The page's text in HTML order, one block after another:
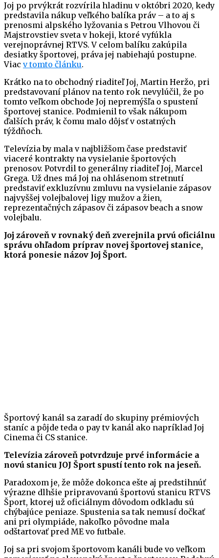
Joj po prvýkrát rozvírila hladinu v októbri 2020, kedy
predstavila nákup veľkého balíka práv – a to aj s
prenosmi alpského lyžovania s Petrou Vlhovou či
Majstrovstiev sveta v hokeji, ktoré vyfúkla
verejnoprávnej RTVS. V celom balíku zakúpila
desiatky športovej, práva jej nabiehajú postupne.
Viac v tomto článku.
Krátko na to obchodný riaditeľ Joj, Martin Heržo, pri
predstavovaní plánov na tento rok nevylúčil, že po
tomto veľkom obchode Joj nepremýšľa o spustení
športovej stanice. Podmienil to však nákupom
ďalších práv, k čomu malo dôjsť v ostatných
týždňoch.
Televízia by mala v najbližšom čase predstaviť
viaceré kontrakty na vysielanie športových
prenosov. Potvrdil to generálny riaditeľ Joj, Marcel
Grega. Už dnes má Joj na ohlásenom stretnutí
predstaviť exkluzívnu zmluvu na vysielanie zápasov
najvyššej volejbalovej ligy mužov a žien,
reprezentačných zápasov či zápasov beach a snow
volejbalu.
Joj zároveň v rovnaký deň zverejnila prvú oficiálnu
správu ohľadom príprav novej športovej stanice,
ktorá ponesie názov Joj Šport.
Športový kanál sa zaradí do skupiny prémiových
staníc a pôjde teda o pay tv kanál ako napríklad Joj
Cinema či CS stanice.
Televízia zároveň potvrdzuje prvé informácie a
novú stanicu JOJ Šport spustí tento rok na jeseň.
Paradoxom je, že môže dokonca ešte aj predstihnúť
výrazne dlhšie pripravovanú športovú stanicu RTVS
Šport, ktorej už oficiálnym dôvodom odkladu sú
chýbajúce peniaze. Spustenia sa tak nemusí dočkať
ani pri olympiáde, nakoľko pôvodne mala
odštartovať pred ME vo futbale.
Joj sa pri svojom športovom kanáli bude vo veľkom